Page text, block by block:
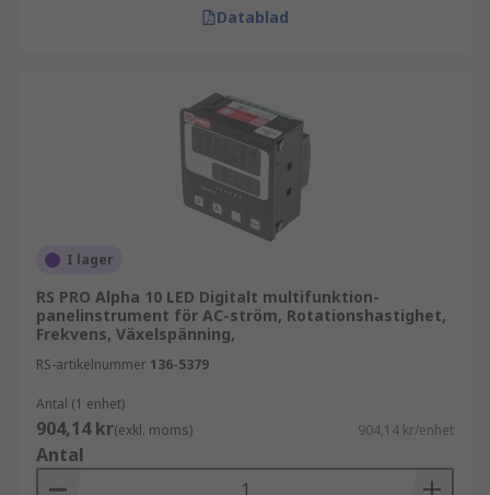
Datablad
I lager
RS PRO Alpha 10 LED Digitalt multifunktion-
panelinstrument för AC-ström, Rotationshastighet,
Frekvens, Växelspänning,
RS-artikelnummer 136-5379
Antal (1 enhet)
904,14 kr(exkl. moms) 904,14 kr/enhet
Antal